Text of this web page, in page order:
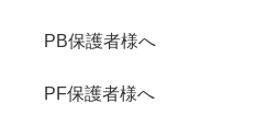
PB保護者様へ
PF保護者様へ